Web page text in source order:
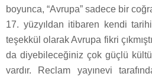
boyunca, “Avrupa” sadece bir
17. yüzyıldan itibaren kendi
teşekkül olarak Avrupa fikri
da diyebileceğiniz çok güçlü
vardır. Reclam yayınevi